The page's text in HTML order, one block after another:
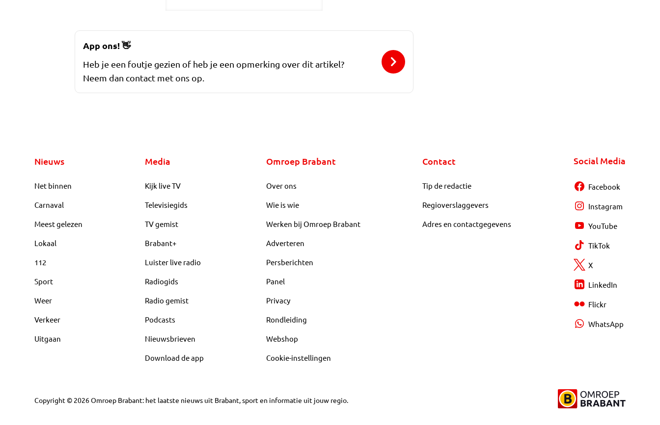
App ons!👋
Heb je een foutje gezien of heb je een opmerking over dit artikel?
Neem dan contact met ons op.
Nieuws
Net binnen
Carnaval
Meest gelezen
Lokaal
112
Sport
Weer
Verkeer
Uitgaan
Media
Kijk live TV
Televisiegids
TV gemist
Brabant+
Luister live radio
Radiogids
Radio gemist
Podcasts
Nieuwsbrieven
Download de app
Omroep Brabant
Over ons
Wie is wie
Werken bij Omroep Brabant
Adverteren
Persberichten
Panel
Privacy
Rondleiding
Webshop
Cookie-instellingen
Contact
Tip de redactie
Regioverslaggevers
Adres en contactgegevens
Social Media
Facebook
Instagram
YouTube
TikTok
X
LinkedIn
Flickr
WhatsApp
Copyright © 2026Omroep Brabant: het laatste nieuws uit Brabant, sport en informatie uit jouw regio.